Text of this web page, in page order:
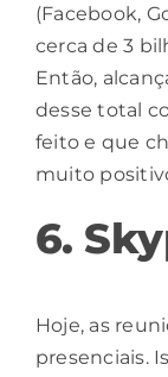
(Facebook,
cerca de 3
Então,
desse total
feito e que
muito
6.
Hoje, as
presenciais.